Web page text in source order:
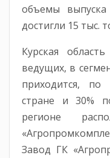
объемы
достигли 15
Курская
ведущих, в
приходится,
стране и 30%
регионе
Завод ГК